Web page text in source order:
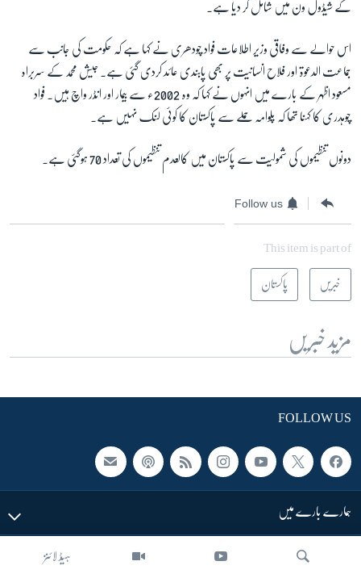
ہیڈ لائنز
کے شیڈول ون میں شامل کر دیا ہے۔
اس حوالے سے وفاقی وزیر اطلاعات فواد چودھری نے کہا ہے کہ حکومت کی جانب سے
جماعت الدعوۃ اور فلاح انسانیت پر بھی پابندی عائد کردی گئی ہے۔ جیش محمد کے سربراہ
مسعود اظہر کے بارے میں انہوں نے کہا کہ وہ 2002ء سے بیمار اور انڈر واچ ہیں۔ فواد
چوہدری کا کہنا تھا کہ پلوامہ حملے سے پاکستان کا کوئی لنک نہیں ہے۔
دونوں تنظیموں کی شمولیت سے پاکستان میں کالعدم تنظیموں کی تعداد 70 ہوگئی ہے۔
Follow us
This item is part of
خبریں پاکستان
مزید خبریں
FOLLOW US
ہمارے بارے میں